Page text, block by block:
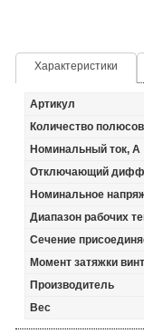
Характеристики
Артикул
Количество полюсов
Номинальный ток, А
Отключающий
Номинальное
Диапазон рабочих
Сечение
Момент затяжки
Производитель
Вес